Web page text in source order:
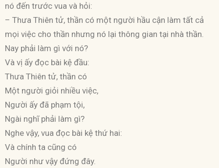
nó đến trước vua và hỏi:
– Thưa Thiên tử, thần có một người hầu cận làm tất cả
mọi việc cho thần nhưng nó lại thông gian tại nhà thần.
Nay phải làm gì với nó?
Và vị ấy đọc bài kệ đầu:
Thưa Thiên tử, thần có
Một người giỏi nhiều việc,
Người ấy đã phạm tội,
Ngài nghĩ phải làm gì?
Nghe vậy, vua đọc bài kệ thứ hai:
Và chính ta cũng có
Người như vậy đứng đây.